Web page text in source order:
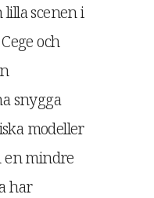
lilla scenen i
och
snygga
modeller
en mindre
har